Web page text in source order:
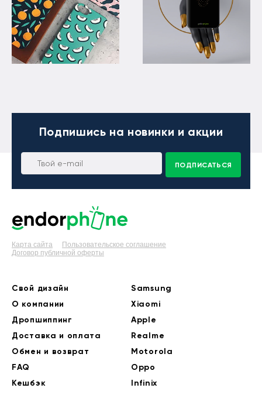
Подпишись на новинки и акции
ПОДПИСАТЬСЯ
Карта сайта
Пользовательское соглашение
Договор публичной оферты
Свой дизайн
О компании
Дропшиппинг
Доставка и оплата
Обмен и возврат
FAQ
Кешбэк
Samsung
Xiaomi
Apple
Realme
Motorola
Oppo
Infinix